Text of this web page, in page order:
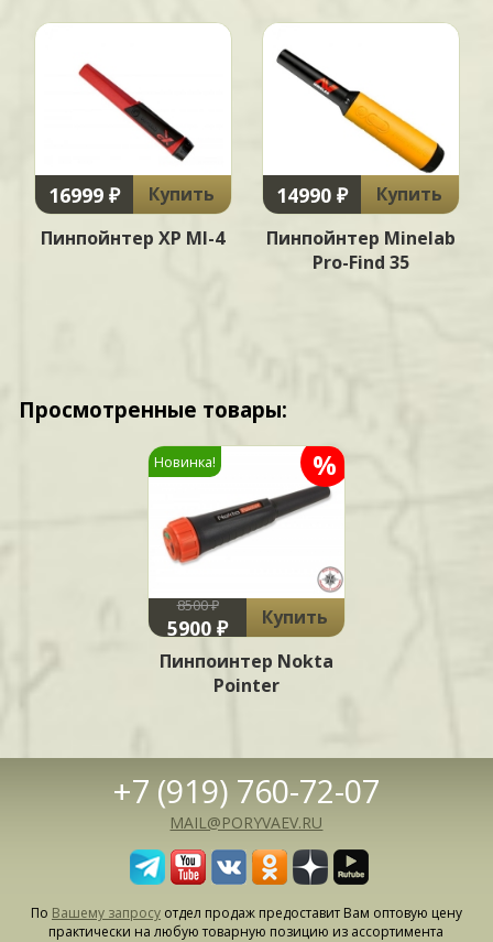
16999 ₽
Купить
Пинпойнтер XP MI-4
14990 ₽
Купить
Пинпойнтер Minelab
Pro-Find 35
Просмотренные товары:
%
Новинка!
8500 ₽
5900 ₽
Купить
Пинпоинтер Nokta
Pointer
+7 (919) 760-72-07
MAIL@PORYVAEV.RU
По Вашему запросуотдел продаж предоставит Вам оптовую цену
практически на любую товарную позицию из ассортимента